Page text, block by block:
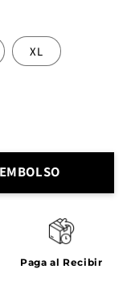
XL
Paga al Recibir